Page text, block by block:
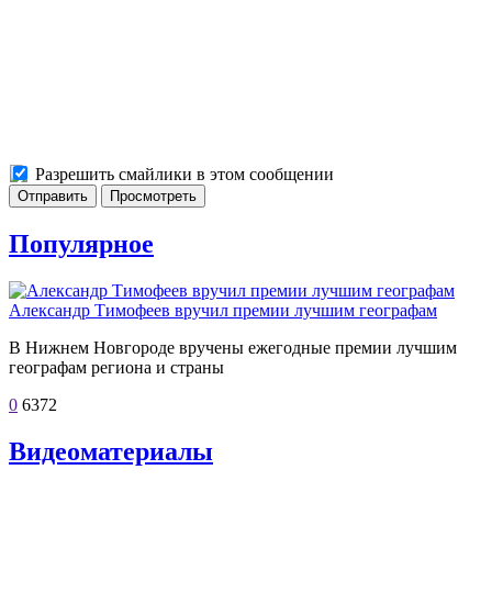
Разрешить смайлики в этом сообщении
Популярное
Александр Тимофеев вручил премии лучшим географам
В Нижнем Новгороде вручены ежегодные премии лучшим
географам региона и страны
0 6372
Видеоматериалы